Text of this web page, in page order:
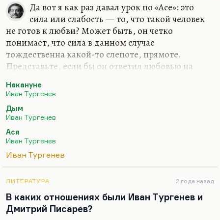
Да вот я как раз давал урок по «Асе»: это
сила или слабость — то, что такой человек
не готов к любви? Может быть, он четко
понимает, что сила в данном случае
тождественна какой-то слепоте, прямоте.
Представьте, если бы он ответил любовью на
там увидела болгарского революционера,
полюбила и убежала бы к нему. Три судьбы
сломаны, кому хорошо?
Ася — это не просто сильная натура. Вот она
сильна для любви. Но она еще и грубая довольно
натура, в общем. Она натура чувственная,
«Елена» в «Накануне» — сильная женщина, а
богатству внутренней жизни с Шубиным или
Берсеневым? Нет, она, в…
Накануне
Иван Тургенев
Дым
Иван Тургенев
Ася
Иван Тургенев
Иван Тургенев
ЛИТЕРАТУРА 2 года назад
В каких отношениях были Иван Тургенев и
Дмитрий Писарев?